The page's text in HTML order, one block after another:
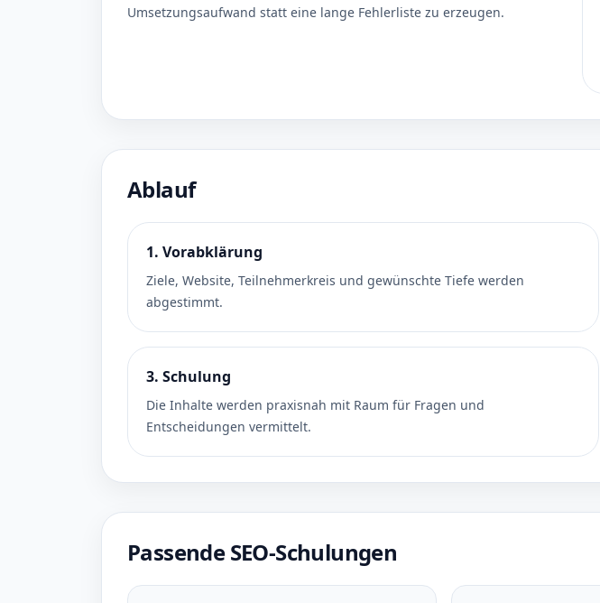
Umsetzungsaufwand statt eine lange Fehlerliste zu erzeugen.
Ablauf
1. Vorabklärung
Ziele, Website, Teilnehmerkreis und gewünschte Tiefe werden
abgestimmt.
3. Schulung
Die Inhalte werden praxisnah mit Raum für Fragen und
Entscheidungen vermittelt.
Passende SEO-Schulungen